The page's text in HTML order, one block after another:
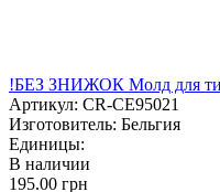
!БЕЗ ЗНИЖОК Молд для
Артикул: CR-CE95021
Изготовитель: Бельгия
Единицы:
В наличии
195.00 грн